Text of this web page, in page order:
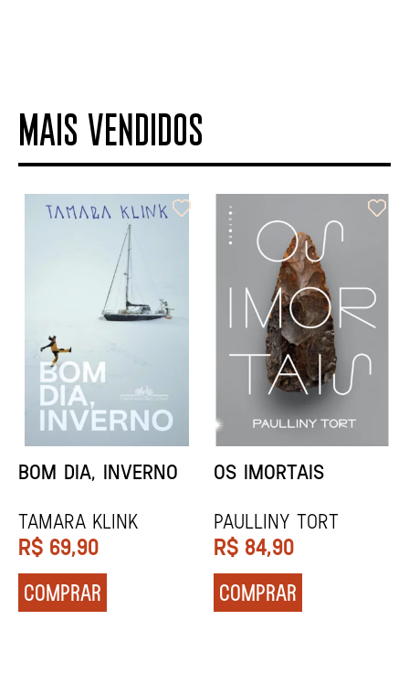
MAIS VENDIDOS
ORIXÁS
REGINALDO PRANDI
R$ 79,90
COMPRAR
ORAÇÃO PARA
Socorro Acioli
R$ 74,90
COMPRAR